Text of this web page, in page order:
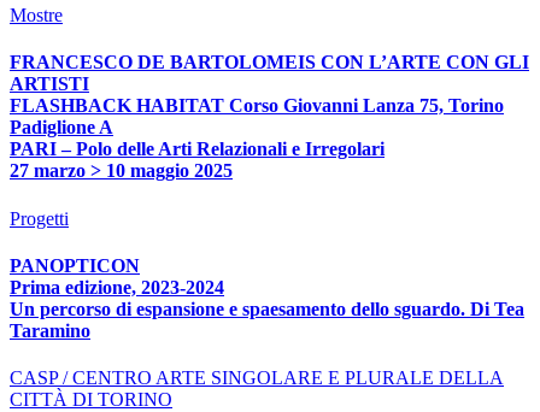
Mostre
FRANCESCO DE BARTOLOMEIS CON L’ARTE CON GLI
ARTISTI
FLASHBACK HABITAT Corso Giovanni Lanza 75, Torino
Padiglione A
PARI – Polo delle Arti Relazionali e Irregolari
27 marzo > 10 maggio 2025
Progetti
PANOPTICON
Prima edizione, 2023-2024
Un percorso di espansione e spaesamento dello sguardo. Di Tea
Taramino
CASP / CENTRO ARTE SINGOLARE E PLURALE DELLA
CITTÀ DI TORINO